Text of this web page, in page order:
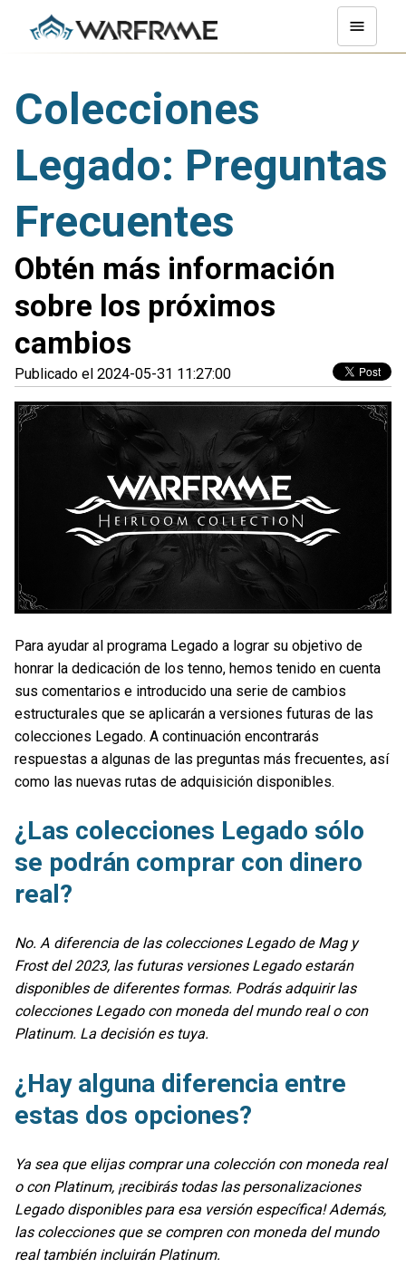
Colecciones
Legado: Preguntas
Frecuentes
Obtén más información
sobre los próximos
cambios
Publicado el 2024-05-31 11:27:00
Para ayudar al programa Legado a lograr su objetivo de
honrar la dedicación de los tenno, hemos tenido en cuenta
sus comentarios e introducido una serie de cambios
estructurales que se aplicarán a versiones futuras de las
colecciones Legado. A continuación encontrarás
respuestas a algunas de las preguntas más frecuentes, así
como las nuevas rutas de adquisición disponibles.
¿Las colecciones Legado sólo
se podrán comprar con dinero
real?
No. A diferencia de las colecciones Legado de Mag y
Frost del 2023, las futuras versiones Legado estarán
disponibles de diferentes formas. Podrás adquirir las
colecciones Legado con moneda del mundo real o con
Platinum. La decisión es tuya.
¿Hay alguna diferencia entre
estas dos opciones?
Ya sea que elijas comprar una colección con moneda real
o con Platinum, ¡recibirás todas las personalizaciones
Legado disponibles para esa versión específica! Además,
las colecciones que se compren con moneda del mundo
real también incluirán Platinum.